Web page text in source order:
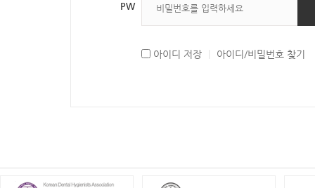
PW
아이디 저장 아이디/비밀번호 찾기